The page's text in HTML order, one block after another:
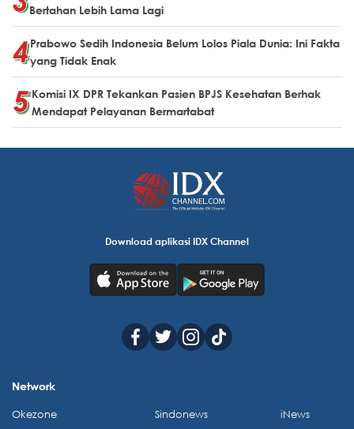
Bertahan Lebih Lama Lagi
Prabowo Sedih Indonesia Belum Lolos Piala Dunia: Ini Fakta
yang Tidak Enak
Komisi IX DPR Tekankan Pasien BPJS Kesehatan Berhak
Mendapat Pelayanan Bermartabat
Download aplikasi IDX Channel
Network
Okezone
Sindonews
iNews